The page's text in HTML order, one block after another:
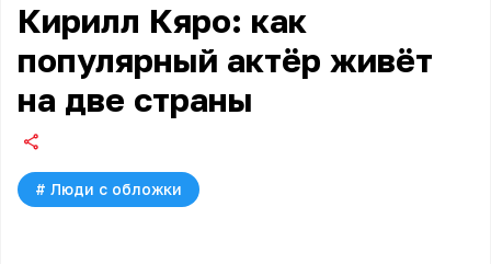
Кирилл Кяро: как
популярный актёр живёт
на две страны
# Люди с обложки